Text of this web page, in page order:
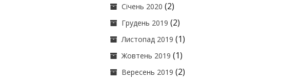
Січень 2020 (2)
Грудень 2019 (2)
Листопад 2019 (1)
Жовтень 2019 (1)
Вересень 2019 (2)